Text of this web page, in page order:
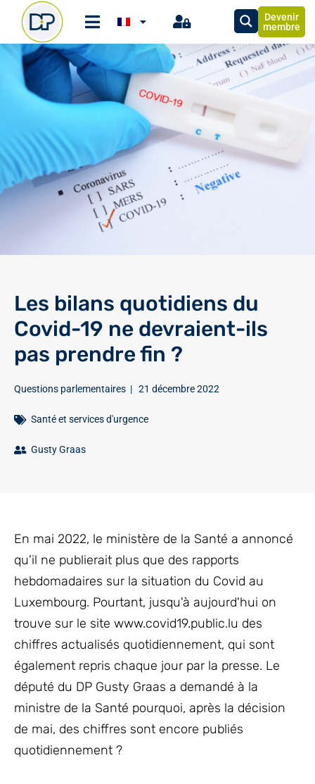
Devenir
membre
Les bilans quotidiens du
Covid-19 ne devraient-ils
pas prendre fin ?
Questions parlementaires | 21 décembre 2022
Santé et services d'urgence
Gusty Graas
En mai 2022, le ministère de la Santé a annoncé
qu'il ne publierait plus que des rapports
hebdomadaires sur la situation du Covid au
Luxembourg. Pourtant, jusqu'à aujourd'hui on
trouve sur le site www.covid19.public.lu des
chiffres actualisés quotidiennement, qui sont
également repris chaque jour par la presse. Le
député du DP Gusty Graas a demandé à la
ministre de la Santé pourquoi, après la décision
de mai, des chiffres sont encore publiés
quotidiennement ?